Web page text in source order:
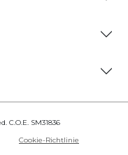
C.O.E. SM31836
Cookie-Richtlinie